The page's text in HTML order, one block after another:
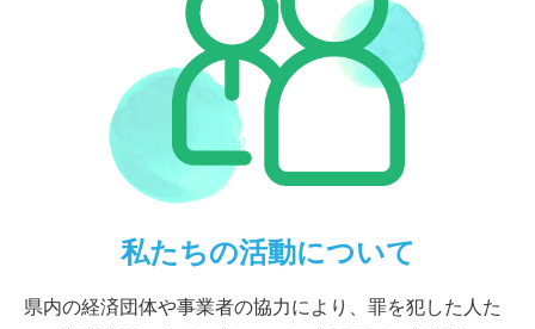
私たちの活動について
県内の経済団体や事業者の協力により、罪を犯した人た